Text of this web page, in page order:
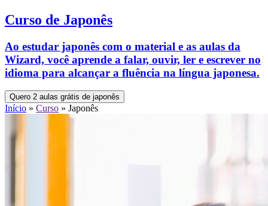
Curso de Japonês
Ao estudar japonês com o material e as aulas da
Wizard, você aprende a falar, ouvir, ler e escrever no
idioma para alcançar a fluência na língua japonesa.
Quero 2 aulas grátis de japonês
Início » Curso » Japonês